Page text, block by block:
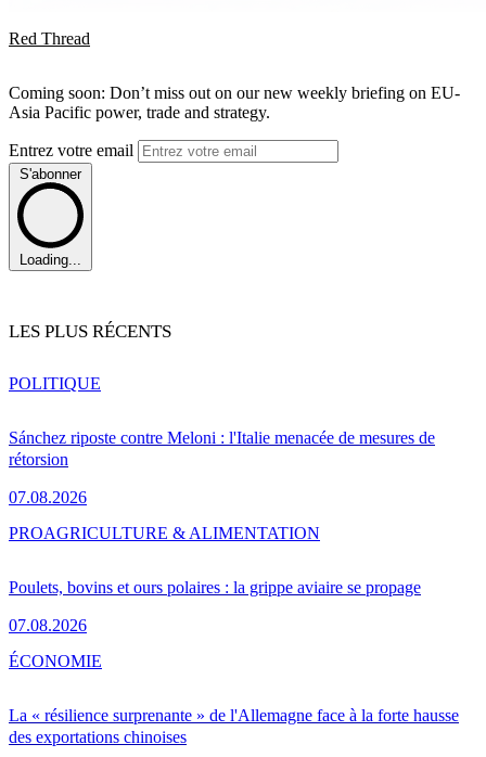
Red Thread
Coming soon: Don’t miss out on our new weekly briefing on EU-
Asia Pacific power, trade and strategy.
Entrez votre email
S'abonner
Loading...
LES PLUS RÉCENTS
Sánchez riposte contre Meloni : l'Italie menacée de mesures de
rétorsion
07.08.2026
POLITIQUE
Poulets, bovins et ours polaires : la grippe aviaire se propage
07.08.2026
PROAGRICULTURE & ALIMENTATION
La « résilience surprenante » de l'Allemagne face à la forte hausse
des exportations chinoises
ÉCONOMIE